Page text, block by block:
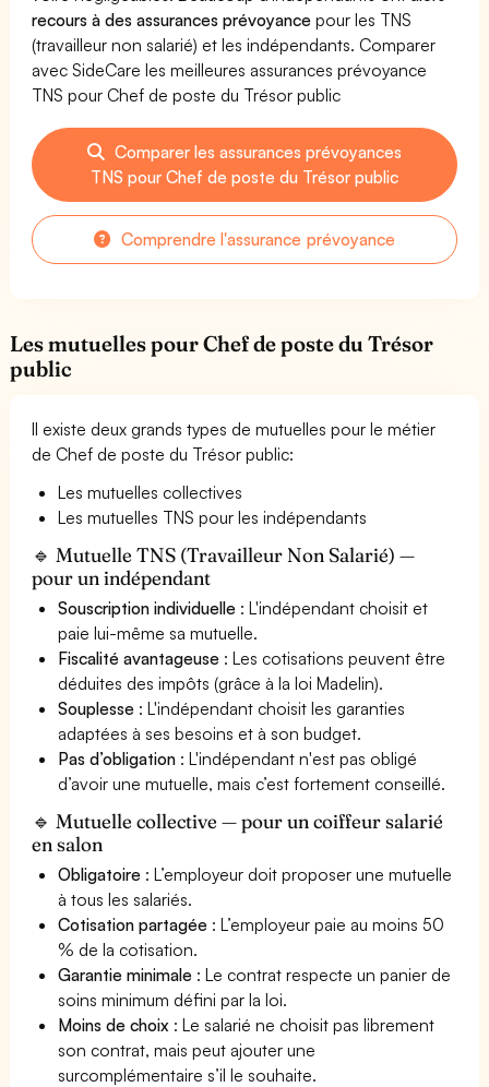
recours à des assurances prévoyance pour les TNS
(travailleur non salarié) et les indépendants. Comparer
avec SideCare les meilleures assurances prévoyance
TNS pour Chef de poste du Trésor public
Comparer les assurances prévoyances
TNS pour Chef de poste du Trésor public
Comprendre l'assurance prévoyance
Les mutuelles pour Chef de poste du Trésor
public
Il existe deux grands types de mutuelles pour le métier
de Chef de poste du Trésor public:
Les mutuelles collectives
Les mutuelles TNS pour les indépendants
🔹 Mutuelle TNS (Travailleur Non Salarié) —
pour un indépendant
Souscription individuelle : L'indépendant choisit et
paie lui-même sa mutuelle.
Fiscalité avantageuse : Les cotisations peuvent être
déduites des impôts (grâce à la loi Madelin).
Souplesse : L'indépendant choisit les garanties
adaptées à ses besoins et à son budget.
Pas d’obligation : L'indépendant n'est pas obligé
d’avoir une mutuelle, mais c’est fortement conseillé.
🔹 Mutuelle collective — pour un coiffeur salarié
en salon
Obligatoire : L’employeur doit proposer une mutuelle
à tous les salariés.
Cotisation partagée : L’employeur paie au moins 50
% de la cotisation.
Garantie minimale : Le contrat respecte un panier de
soins minimum défini par la loi.
Moins de choix : Le salarié ne choisit pas librement
son contrat, mais peut ajouter une
surcomplémentaire s’il le souhaite.